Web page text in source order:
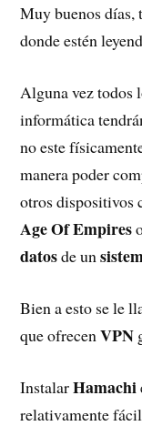
Muy buenos días,
donde estén
Alguna vez todos
informática
no este
manera poder
otros dispositivos
Age Of Empires
datosde un
Bien a esto se le
que ofrecenVPN
InstalarHamachi
relativamente